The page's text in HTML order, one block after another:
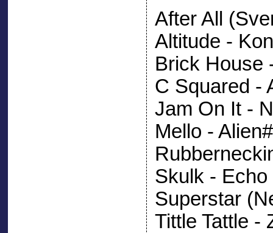
After All
Altitude -
Brick House
C Squared -
Jam On It -
Mello -
Skulk - Echo
Superstar
Tittle Tattle -